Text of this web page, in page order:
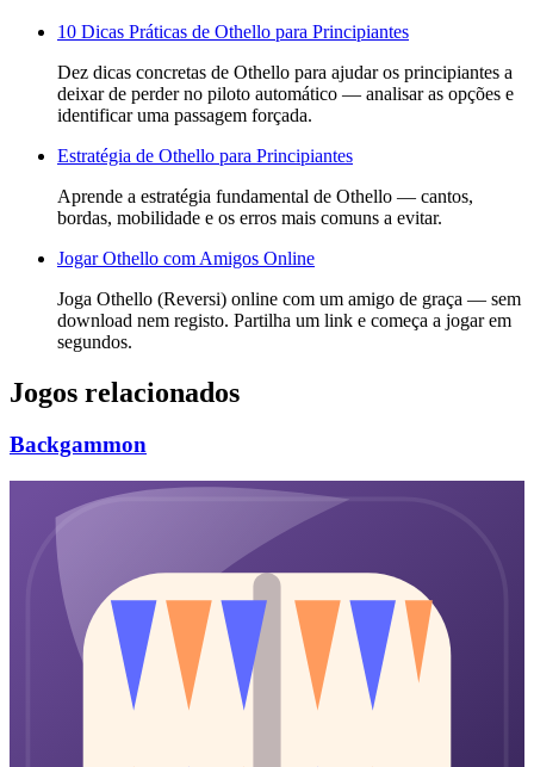
10 Dicas Práticas de Othello para Principiantes
Dez dicas concretas de Othello para ajudar os principiantes a
deixar de perder no piloto automático — analisar as opções e
identificar uma passagem forçada.
Estratégia de Othello para Principiantes
Aprende a estratégia fundamental de Othello — cantos,
bordas, mobilidade e os erros mais comuns a evitar.
Jogar Othello com Amigos Online
Joga Othello (Reversi) online com um amigo de graça — sem
download nem registo. Partilha um link e começa a jogar em
segundos.
Jogos relacionados
Backgammon